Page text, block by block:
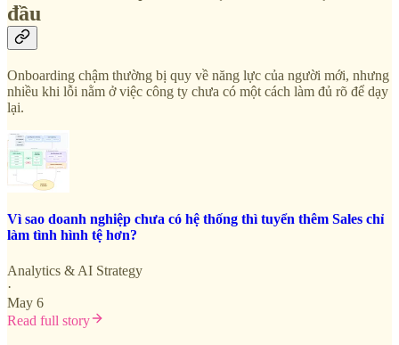
đầu
Onboarding chậm thường bị quy về năng lực của người mới, nhưng
nhiều khi lỗi nằm ở việc công ty chưa có một cách làm đủ rõ để dạy
lại.
Vì sao doanh nghiệp chưa có hệ thống thì tuyển thêm Sales chỉ
làm tình hình tệ hơn?
Analytics & AI Strategy
·
May 6
Read full story